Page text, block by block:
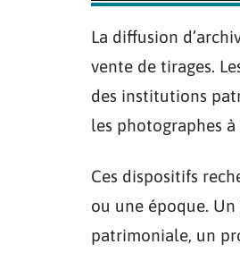
La diffusion
vente de tirages.
des institutions
les photographes à
Ces dispositifs
ou une époque.
patrimoniale, un